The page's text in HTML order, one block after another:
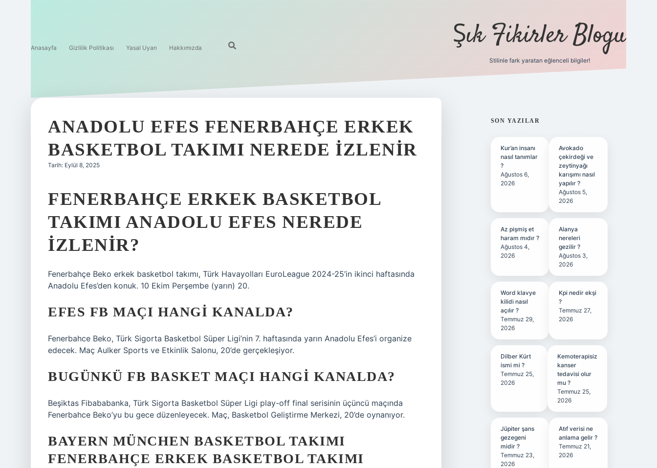
Anasayfa Gizlilik Politikası Yasal Uyarı Hakkımızda Şık Fikirler Blogu
Stilinle fark yaratan eğlenceli bilgiler!
ANADOLU EFES FENERBAHÇE ERKEK
BASKETBOL TAKIMI NEREDE İZLENIR
Tarih: Eylül 8, 2025
FENERBAHÇE ERKEK BASKETBOL
TAKIMI ANADOLU EFES NEREDE
IZLENIR?
Fenerbahçe Beko erkek basketbol takımı, Türk Havayolları EuroLeague 2024-25’in ikinci haftasında
Anadolu Efes’den konuk. 10 Ekim Perşembe (yarın) 20.
EFES FB MAÇI HANGI KANALDA?
Fenerbahce Beko, Türk Sigorta Basketbol Süper Ligi’nin 7. haftasında yarın Anadolu Efes’i organize
edecek. Maç Aulker Sports ve Etkinlik Salonu, 20’de gerçekleşiyor.
BUGÜNKÜ FB BASKET MAÇI HANGI KANALDA?
Beşiktas Fibababanka, Türk Sigorta Basketbol Süper Ligi play-off final serisinin üçüncü maçında
Fenerbahce Beko’yu bu gece düzenleyecek. Maç, Basketbol Geliştirme Merkezi, 20’de oynanıyor.
BAYERN MÜNCHEN BASKETBOL TAKIMI
FENERBAHÇE ERKEK BASKETBOL TAKIMI
SIDEBAR
SON YAZILAR
Kur’an insanı
nasıl tanımlar
?
Ağustos 6,
2026
Avokado
çekirdeği ve
zeytinyağı
karışımı nasıl
yapılır ?
Ağustos 5,
2026
Az pişmiş et
haram mıdır ?
Ağustos 4,
2026
Alanya
nereleri
gezilir ?
Ağustos 3,
2026
Word klavye
kilidi nasıl
açılır ?
Temmuz 29,
2026
Kpi nedir ekşi
?
Temmuz 27,
2026
Dilber Kürt
ismi mi ?
Temmuz 25,
2026
Kemoterapisiz
kanser
tedavisi olur
mu ?
Temmuz 25,
2026
Jüpiter şans
gezegeni
midir ?
Temmuz 23,
2026
Atıf verisi ne
anlama gelir ?
Temmuz 21,
2026